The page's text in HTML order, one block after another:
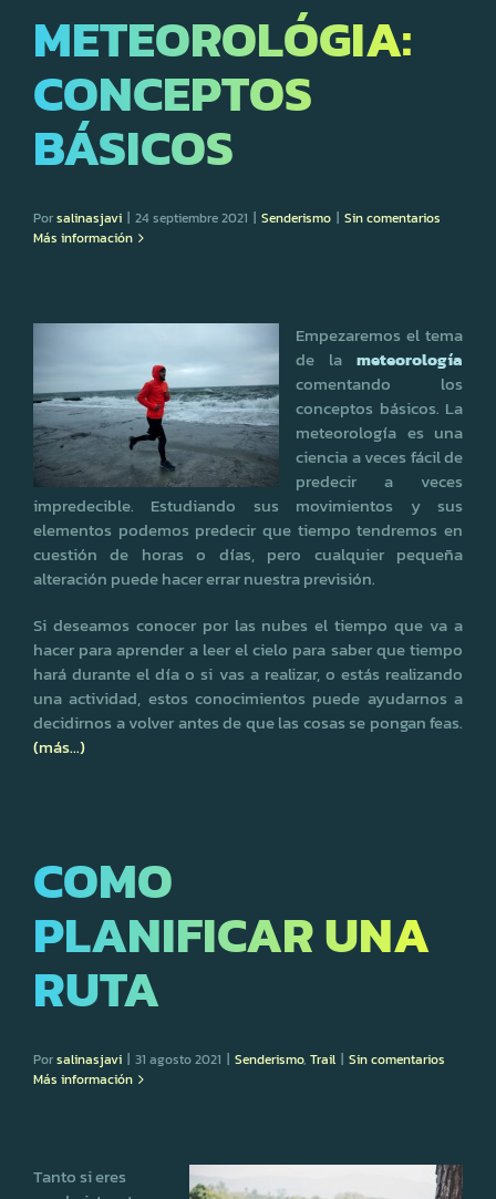
METEOROLÓGIA:
CONCEPTOS
BÁSICOS
Porsalinasjavi | 24 septiembre 2021 | Senderismo | Sin comentarios
Más información
Empezaremos el tema
de la meteorología
comentando los
conceptos básicos. La
meteorología es una
ciencia a veces fácil de
predecir a veces
impredecible. Estudiando sus movimientos y sus
elementos podemos predecir que tiempo tendremos en
cuestión de horas o días, pero cualquier pequeña
alteración puede hacer errar nuestra previsión.
Si deseamos conocer por las nubes el tiempo que va a
hacer para aprender a leer el cielo para saber que tiempo
hará durante el día o si vas a realizar, o estás realizando
una actividad, estos conocimientos puede ayudarnos a
decidirnos a volver antes de que las cosas se pongan feas.
(más…)
COMO
PLANIFICAR UNA
RUTA
Porsalinasjavi | 31 agosto 2021 | Senderismo, Trail | Sin comentarios
Más información
Tanto si eres